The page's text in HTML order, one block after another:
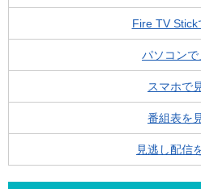
Fire TV Stick
パソコンで
スマホで
番組表を
見逃し配信